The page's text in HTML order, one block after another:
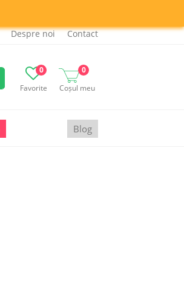
Despre noi Contact
Favorite
0
Coșul meu
0
Blog